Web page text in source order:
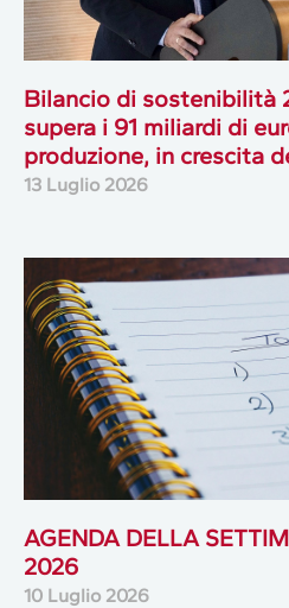
Bilancio di sostenibilità
supera i 91 miliardi di
produzione, in crescita
13 Luglio 2026
AGENDA DELLA
2026
10 Luglio 2026